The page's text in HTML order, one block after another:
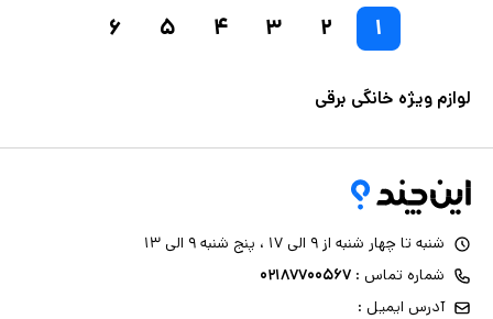
۱ ۲ ۳ ۴ ۵ ۶
لوازم ویژه خانگی برقی
شنبه تا چهار شنبه از ۹ الی ۱۷ ، پنج شنبه ۹ الی ۱۳
شماره تماس : ۰۲۱۸۷۷۰۰۵۶۷
آدرس ایمیل :